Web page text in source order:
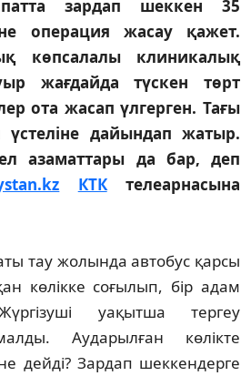
зардап шеккен 35
операция жасау қажет.
көпсалалы клиникалық
жағдайда түскен төрт
ота жасап үлгерген. Тағы
үстеліне дайындап жатыр.
азаматтары да бар, деп
КТКтелеарнасына
тау жолында автобус қарсы
көлікке соғылып, бір адам
уақытша тергеу
Аударылған көлікте
дейді? Зардап шеккендерге